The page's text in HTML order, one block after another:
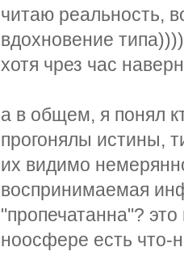
читаю реальность,
вдохновение
хотя чрез час
а в общем, я понял
прогонялы истины,
их видимо
воспринимаемая
"пропечатанна"?
ноосфере есть что-